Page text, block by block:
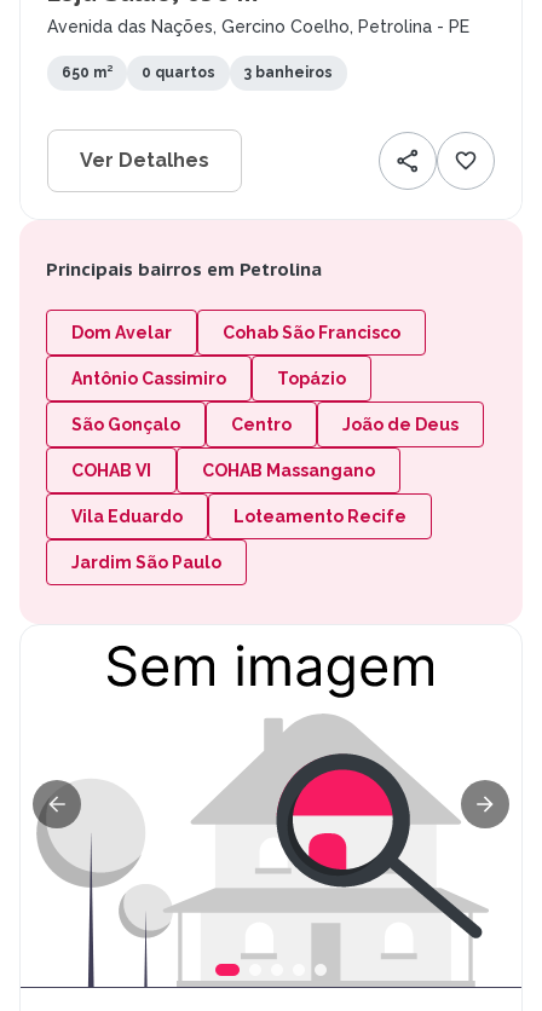
Avenida das Nações, Gercino Coelho, Petrolina - PE
650 m² 0 quartos 3 banheiros
Ver Detalhes
Principais bairros em Petrolina
Dom Avelar Cohab São Francisco
Antônio Cassimiro Topázio
São Gonçalo Centro João de Deus
COHAB VI COHAB Massangano
Vila Eduardo Loteamento Recife
Jardim São Paulo